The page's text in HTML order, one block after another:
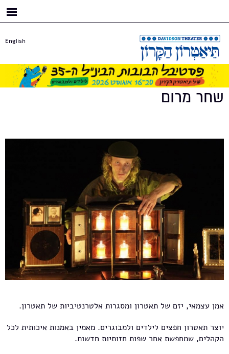
English
שחר מרום
אמן עצמאי, יזם של תאטרון ומסגרות אלטרנטיביות של תאטרון.
יוצר תאטרון חפצים לילדים ולמבוגרים. מאמין באמנות איכותית לכל
הקהלים, שמחפשת אחר שפות חזותיות חדשות.